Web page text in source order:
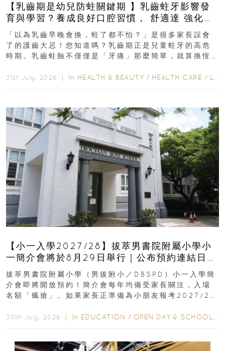
【乳齒期是幼兒防蛀關鍵期 】乳齒蛀牙影響發
育與學習？養成良好口腔習慣， 舒適達 強化琺
瑯質 兒童牙膏防護指南
「以為乳齒早晚會換，蛀了都不怕？」是很多家長誤會
了的護齒大忌！您知道嗎？乳齒期正是兒童蛀牙的高危
時期。乳齒蛀蝕不僅僅是「牙痛」那麼簡單，就算換恆
31st July, 2026 ｜ In HEALTH & BEAUTY / HEALTH CARE / LIFESTYLE
【小一入學2027/28】拔萃男書院附屬小學小
一簡介會將於8月29日舉行｜公布預約連結日期
｜更設有網上重溫
拔萃男書院附屬小學（男拔附小／DBSPD）小一入學簡
介會即將開放預約！簡介會每年均備受家長關注，入場
名額「瘋搶」。如果家長正準備為小朋友報考2027/28
30th July, 2026 ｜ In EDUCATION / OPEN DAY & SCHOOL EVENTS